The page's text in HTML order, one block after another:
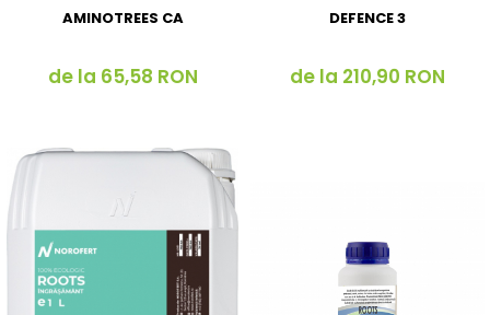
AMINOTREES CA
de la 65,58 RON
DEFENCE 3
de la 210,90 RON